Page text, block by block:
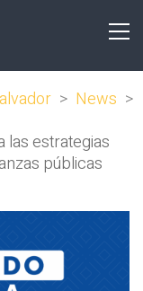
> News >
las estrategias
públicas